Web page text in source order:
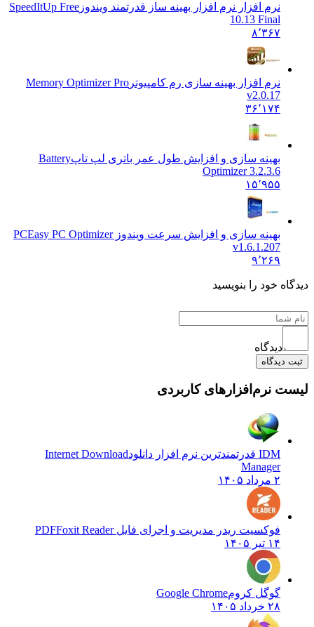
نرم افزار نرم افزار بهینه ساز قدرتمند ویندوزSpeedItUp Free
10.13 Final
۸٬۳۶۷
نرم افزار بهینه سازی رم کامپیوترMemory Optimizer Pro
v2.0.17
۳۶٬۱۷۴
بهینه سازی و افزایش طول عمر باتری لپ تاپBattery
Optimizer 3.2.3.6
۱۵٬۹۵۵
بهینه سازی و افزایش سرعت ویندوز PCEasy PC Optimizer
v1.6.1.207
۹٬۲۶۹
خود را بنویسید
دیدگاه
نرم‌افزارهای کاربردی
Internet Download
Manager
فوکسیت ریدر مدیریت و اجرای فایل PDF Foxit Reader
گوگل کروم Google Chrome